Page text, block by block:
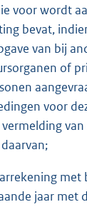
voor wordt
bevat,
van bij
of
voor
met
jaar met